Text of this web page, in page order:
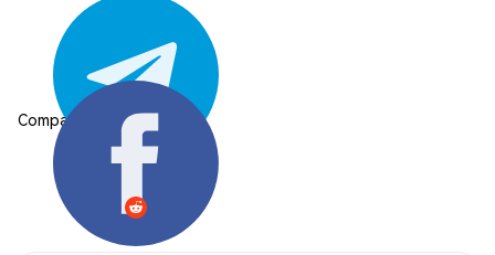
Compartilhar: